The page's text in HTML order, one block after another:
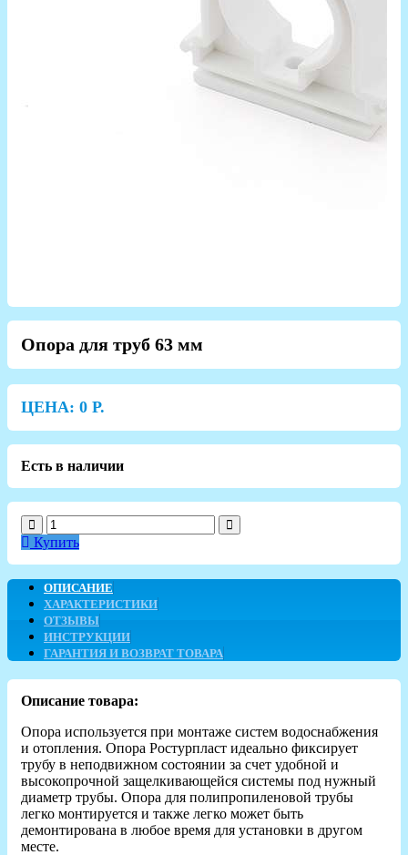
Опора для труб 63 мм
ЦЕНА: 0 Р.
Есть в наличии
Купить
ОПИСАНИЕ
ХАРАКТЕРИСТИКИ
ОТЗЫВЫ
ИНСТРУКЦИИ
ГАРАНТИЯ И ВОЗВРАТ ТОВАРА
Описание товара:
Опора используется при монтаже систем водоснабжения
и отопления. Опора Ростурпласт идеально фиксирует
трубу в неподвижном состоянии за счет удобной и
высокопрочной защелкивающейся системы под нужный
диаметр трубы. Опора для полипропиленовой трубы
легко монтируется и также легко может быть
демонтирована в любое время для установки в другом
месте.